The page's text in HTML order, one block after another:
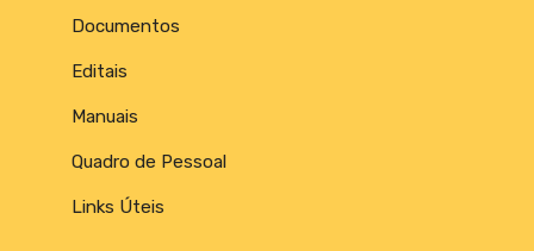
Documentos
Editais
Manuais
Quadro de Pessoal
Links Úteis